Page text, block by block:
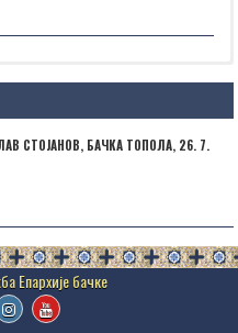
СТОЈАНОВ, БАЧКА ТОПОЛА, 26. 7.